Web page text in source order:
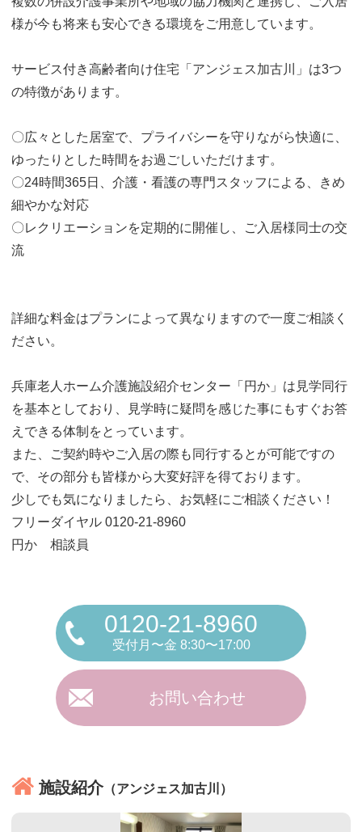
様が今も将来も安心できる環境をご用意しています。
サービス付き高齢者向け住宅「アンジェス加古川」は3つ
の特徴があります。
〇広々とした居室で、プライバシーを守りながら快適に、
ゆったりとした時間をお過ごしいただけます。
〇24時間365日、介護・看護の専門スタッフによる、きめ
細やかな対応
〇レクリエーションを定期的に開催し、ご入居様同士の交
流
詳細な料金はプランによって異なりますので一度ご相談く
ださい。
兵庫老人ホーム介護施設紹介センター「円か」は見学同行
を基本としており、見学時に疑問を感じた事にもすぐお答
えできる体制をとっています。
また、ご契約時やご入居の際も同行するとが可能ですの
で、その部分も皆様から大変好評を得ております。
少しでも気になりましたら、お気軽にご相談ください！
フリーダイヤル 0120-21-8960
円か 相談員
0120-21-8960
受付月〜金 8:30〜17:00
お問い合わせ
施設紹介（アンジェス加古川）